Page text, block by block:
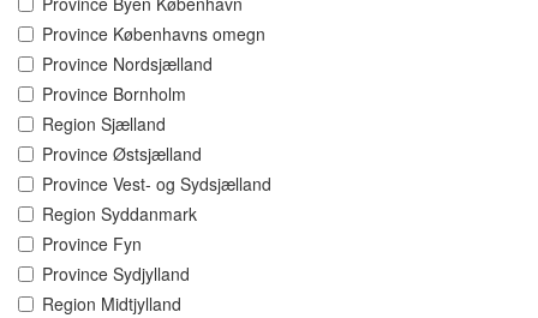
Province Københavns omegn
Province Nordsjælland
Province Bornholm
Region Sjælland
Province Østsjælland
Province Vest- og Sydsjælland
Region Syddanmark
Province Fyn
Province Sydjylland
Region Midtjylland